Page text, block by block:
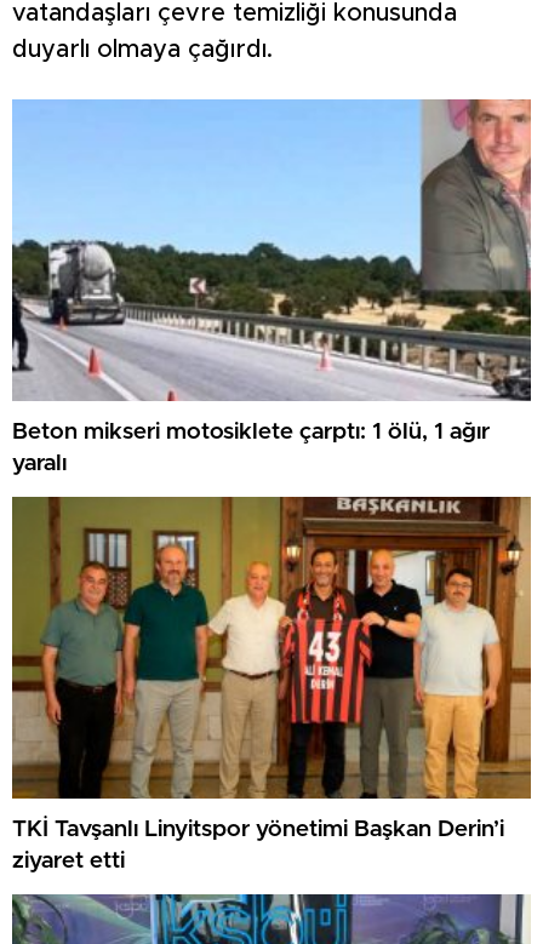
vatandaşları çevre temizliği konusunda
duyarlı olmaya çağırdı.
Beton mikseri motosiklete çarptı: 1 ölü, 1 ağır
yaralı
TKİ Tavşanlı Linyitspor yönetimi Başkan Derin’i
ziyaret etti